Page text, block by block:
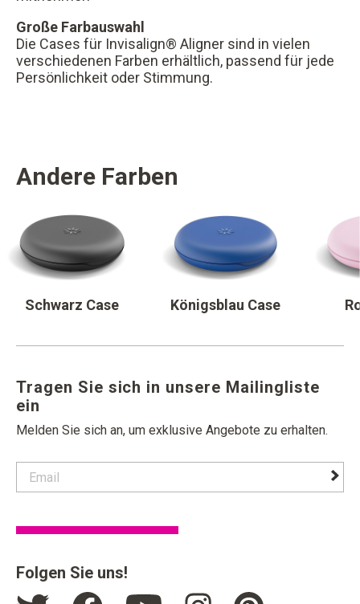
Große Farbauswahl
Die Cases für Invisalign® Aligner sind in vielen
verschiedenen Farben erhältlich, passend für jede
Persönlichkeit oder Stimmung.
Andere Farben
Schwarz Case Königsblau Case
Tragen Sie sich in unsere Mailingliste
ein
Melden Sie sich an, um exklusive Angebote zu erhalten.
contact email label
Folgen Sie uns!